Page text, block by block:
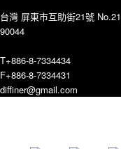
Menu
台灣 屏東市互助街21號
90044
T+886-8-7334434
F+886-8-7334431
diffiner@gmail.com